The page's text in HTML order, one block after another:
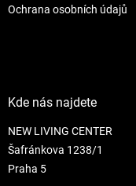
Ochrana osobních údajů
Kde nás najdete
NEW LIVING CENTER
Šafránkova 1238/1
Praha 5